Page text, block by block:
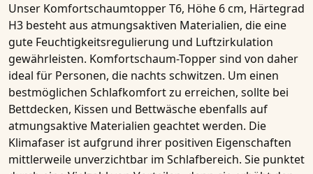
Unser Komfortschaumtopper T6, Höhe 6 cm, Härtegrad
H3 besteht aus atmungsaktiven Materialien, die eine
gute Feuchtigkeitsregulierung und Luftzirkulation
gewährleisten. Komfortschaum-Topper sind von daher
ideal für Personen, die nachts schwitzen. Um einen
bestmöglichen Schlafkomfort zu erreichen, sollte bei
Bettdecken, Kissen und Bettwäsche ebenfalls auf
atmungsaktive Materialien geachtet werden. Die
Klimafaser ist aufgrund ihrer positiven Eigenschaften
mittlerweile unverzichtbar im Schlafbereich. Sie punktet